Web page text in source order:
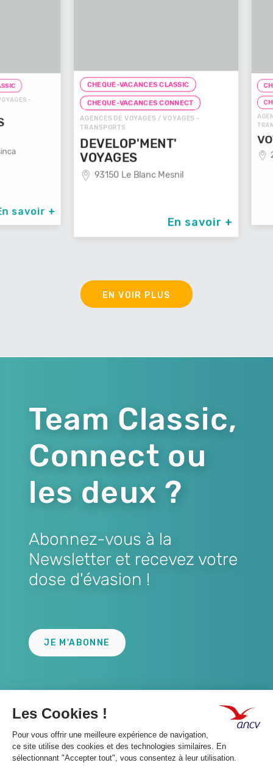
-
+
CHEQUE-VACANCES CLASSIC
CHEQUE-VACANCES CONNECT
AGENCES DE VOYAGES / VOYAGES -
TRANSPORTS
DEVELOP'MENT'
VOYAGES
93150 Le Blanc Mesnil
En savoir +
AGENCES
EN VOIR PLUS
Team Classic,
Connect ou
les deux ?
Abonnez-vous à la
Newsletter et recevez votre
dose d'évasion !
JE M'ABONNE